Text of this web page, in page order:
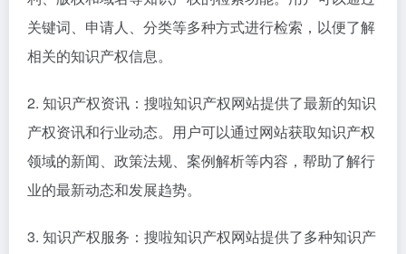
关键词、申请人、分类等多种方式进行检索，以便了解
相关的知识产权信息。
2. 知识产权资讯：搜啦知识产权网站提供了最新的知识
产权资讯和行业动态。用户可以通过网站获取知识产权
领域的新闻、政策法规、案例解析等内容，帮助了解行
业的最新动态和发展趋势。
3. 知识产权服务：搜啦知识产权网站提供了多种知识产